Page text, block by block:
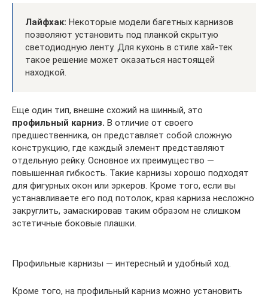
Лайфхак: Некоторые модели багетных карнизов
позволяют установить под планкой скрытую
светодиодную ленту. Для кухонь в стиле хай-тек
такое решение может оказаться настоящей
находкой.
Еще один тип, внешне схожий на шинный, это
профильный карниз. В отличие от своего
предшественника, он представляет собой сложную
конструкцию, где каждый элемент представляют
отдельную рейку. Основное их преимущество —
повышенная гибкость. Такие карнизы хорошо подходят
для фигурных окон или эркеров. Кроме того, если вы
устанавливаете его под потолок, края карниза несложно
закруглить, замаскировав таким образом не слишком
эстетичные боковые плашки.
Профильные карнизы — интересный и удобный ход.
Кроме того, на профильный карниз можно установить